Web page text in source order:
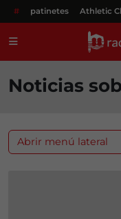
# patinetes Athletic
Noticias
Abrir menú lateral